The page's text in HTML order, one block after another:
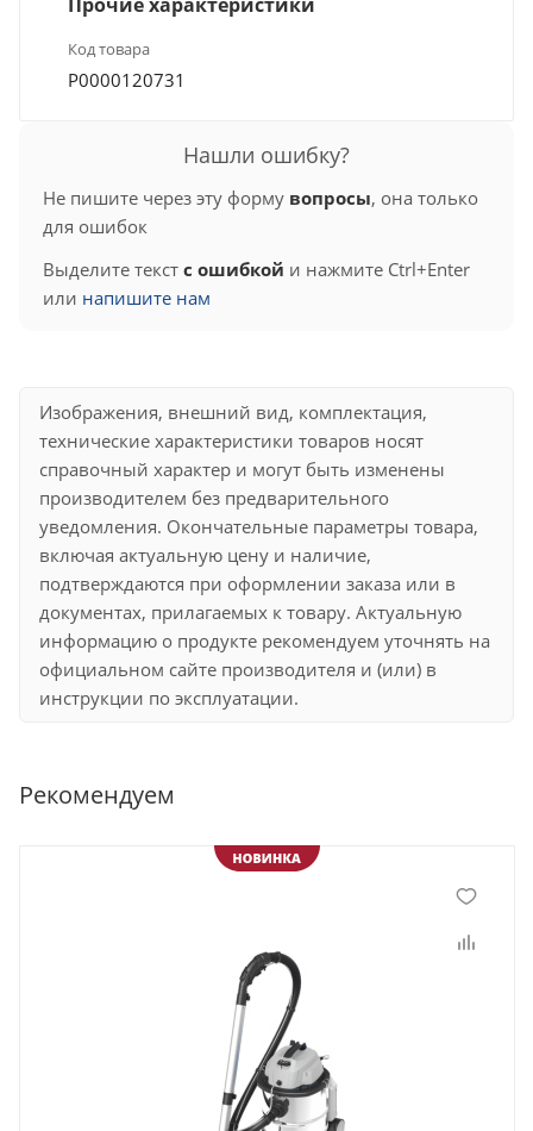
Код товара
Р0000120731
Нашли ошибку?
Не пишите через эту форму вопросы, она только
для ошибок
Выделите текст с ошибкой и нажмите Ctrl+Enter
или напишите нам
Изображения, внешний вид, комплектация,
технические характеристики товаров носят
справочный характер и могут быть изменены
производителем без предварительного
уведомления. Окончательные параметры товара,
включая актуальную цену и наличие,
подтверждаются при оформлении заказа или в
документах, прилагаемых к товару. Актуальную
информацию о продукте рекомендуем уточнять на
официальном сайте производителя и (или) в
инструкции по эксплуатации.
Рекомендуем